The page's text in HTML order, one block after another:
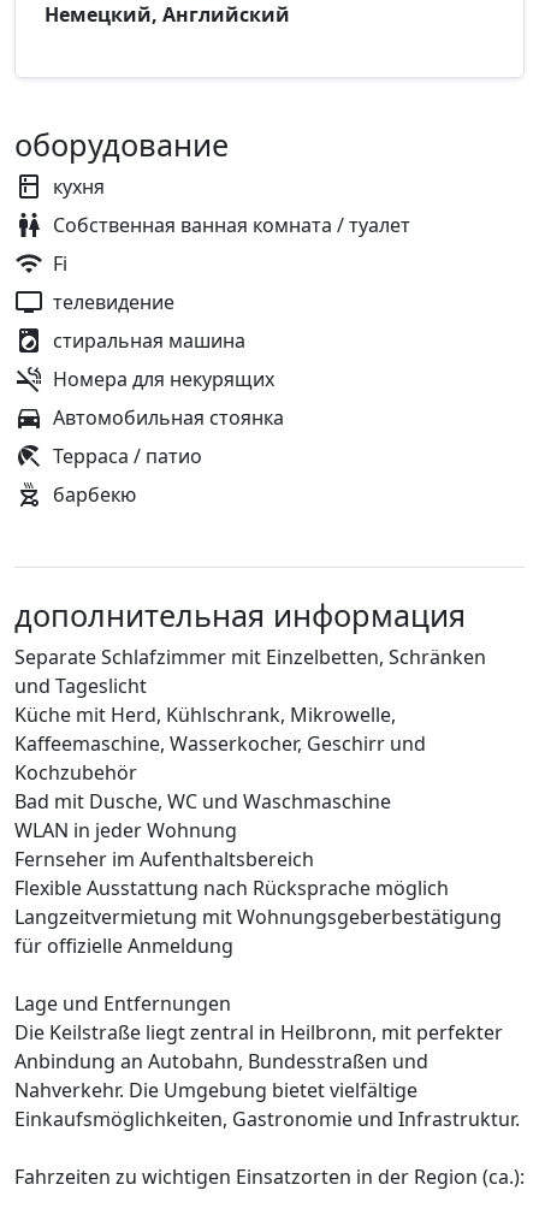
Немецкий, Английский
оборудование
кухня
Собственная ванная комната / туалет
Fi
телевидение
стиральная машина
Номера для некурящих
Автомобильная стоянка
Терраса / патио
барбекю
дополнительная информация
Separate Schlafzimmer mit Einzelbetten, Schränken
und Tageslicht
Küche mit Herd, Kühlschrank, Mikrowelle,
Kaffeemaschine, Wasserkocher, Geschirr und
Kochzubehör
Bad mit Dusche, WC und Waschmaschine
WLAN in jeder Wohnung
Fernseher im Aufenthaltsbereich
Flexible Ausstattung nach Rücksprache möglich
Langzeitvermietung mit Wohnungsgeberbestätigung
für offizielle Anmeldung
Lage und Entfernungen
Die Keilstraße liegt zentral in Heilbronn, mit perfekter
Anbindung an Autobahn, Bundesstraßen und
Nahverkehr. Die Umgebung bietet vielfältige
Einkaufsmöglichkeiten, Gastronomie und Infrastruktur.
Fahrzeiten zu wichtigen Einsatzorten in der Region (ca.):